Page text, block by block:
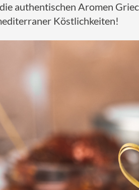
authentischen Aromen
Köstlichkeiten!